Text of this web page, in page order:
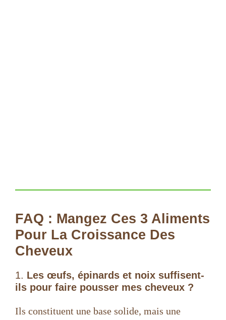
FAQ : Mangez Ces 3 Aliments
Pour La Croissance Des
Cheveux
1. Les œufs, épinards et noix suffisent-
ils pour faire pousser mes cheveux ?
Ils constituent une base solide, mais une